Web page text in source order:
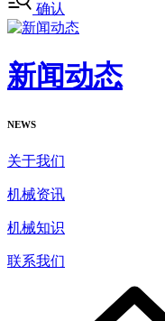
确认
新闻动态
NEWS
关于我们
机械资讯
机械知识
联系我们